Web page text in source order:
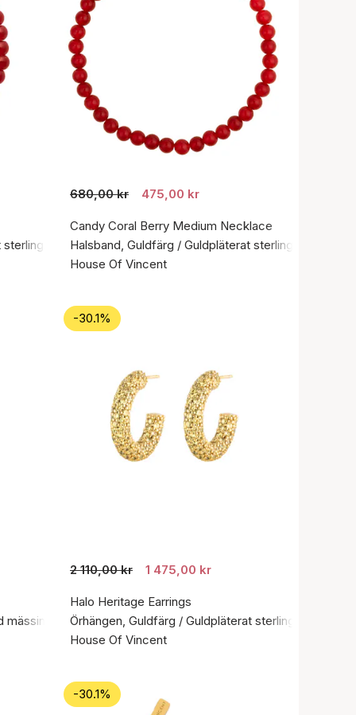
sterlingsilver 925
680,00 kr 475,00 kr
Candy Coral Berry Medium Necklace
Halsband, Guldfärg / Guldpläterat sterlingsilver 925
House Of Vincent
-30.1%
2 110,00 kr 1 475,00 kr
Halo Heritage Earrings
Örhängen, Guldfärg / Guldpläterat sterlingsilver 925
House Of Vincent
-30.1%